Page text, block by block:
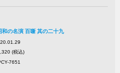
の名演 百噺 其の二十九
(税込)
7651